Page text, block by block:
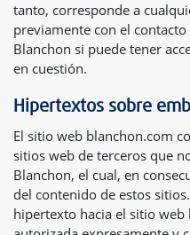
tanto, corresponde a
previamente con el
Blanchon si puede tener
en cuestión.
Hipertextos sobre
El sitio web blanchon.com
sitios web de terceros que
Blanchon, el cual, en
del contenido de estos
hipertexto hacia el sitio